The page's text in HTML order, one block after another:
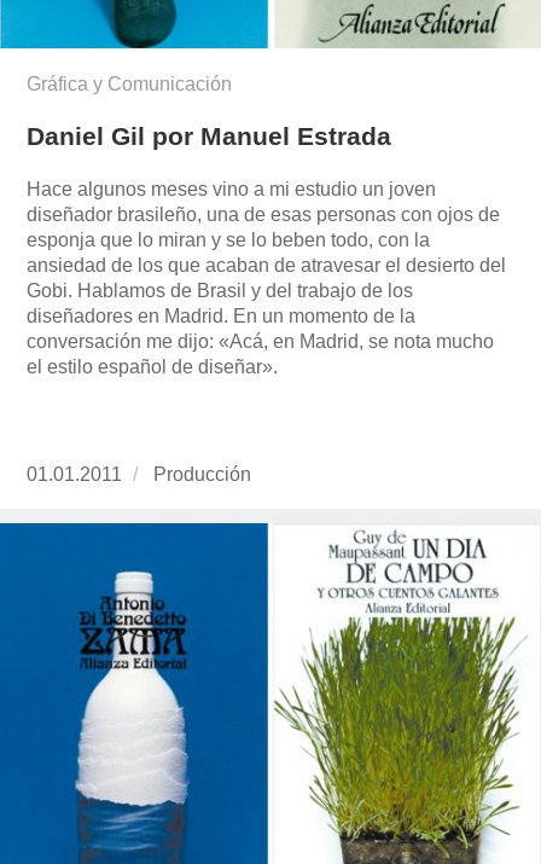
Gráfica y Comunicación
Daniel Gil por Manuel Estrada
Hace algunos meses vino a mi estudio un joven
diseñador brasileño, una de esas personas con ojos de
esponja que lo miran y se lo beben todo, con la
ansiedad de los que acaban de atravesar el desierto del
Gobi. Hablamos de Brasil y del trabajo de los
diseñadores en Madrid. En un momento de la
conversación me dijo: «Acá, en Madrid, se nota mucho
el estilo español de diseñar».
Publicado
01.01.2011 https://www.experimenta.es/author/
Producción